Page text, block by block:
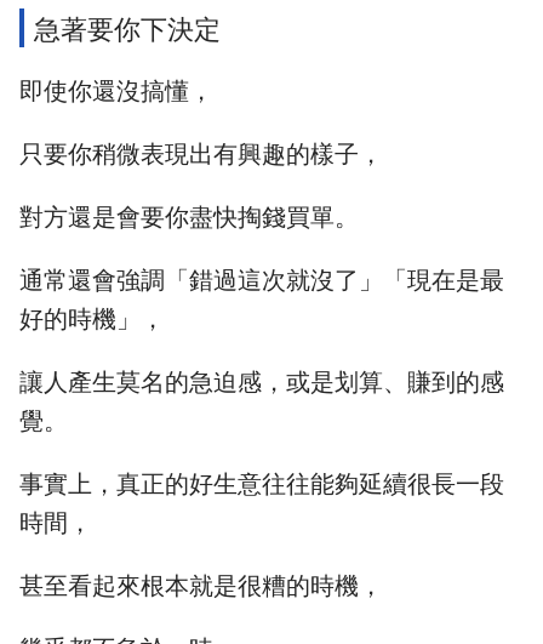
急著要你下決定
即使你還沒搞懂，
只要你稍微表現出有興趣的樣子，
對方還是會要你盡快掏錢買單。
通常還會強調「錯過這次就沒了」「現在是最
好的時機」，
讓人產生莫名的急迫感，或是划算、賺到的感
覺。
事實上，真正的好生意往往能夠延續很長一段
時間，
甚至看起來根本就是很糟的時機，